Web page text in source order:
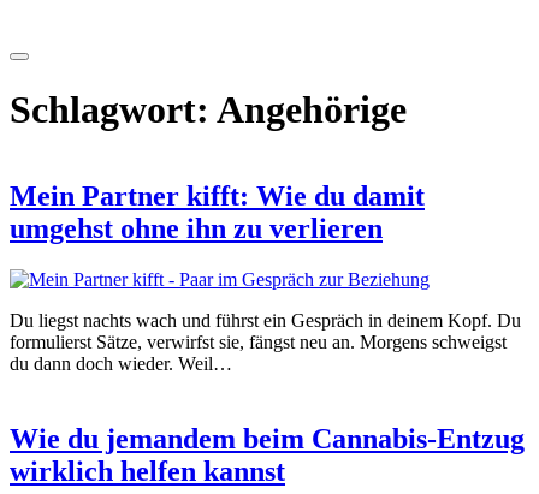
Schlagwort: Angehörige
Mein Partner kifft: Wie du damit
umgehst ohne ihn zu verlieren
Du liegst nachts wach und führst ein Gespräch in deinem Kopf. Du
formulierst Sätze, verwirfst sie, fängst neu an. Morgens schweigst
du dann doch wieder. Weil…
Wie du jemandem beim Cannabis-Entzug
wirklich helfen kannst